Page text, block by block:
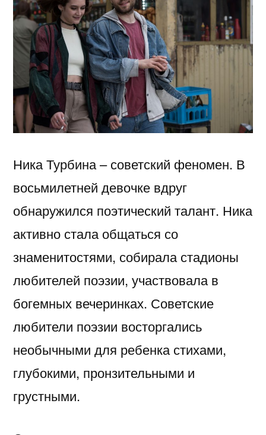
Ника Турбина – советский феномен. В
восьмилетней девочке вдруг
обнаружился поэтический талант. Ника
активно стала общаться со
знаменитостями, собирала стадионы
любителей поэзии, участвовала в
богемных вечеринках. Советские
любители поэзии восторгались
необычными для ребенка стихами,
глубокими, пронзительными и
грустными.